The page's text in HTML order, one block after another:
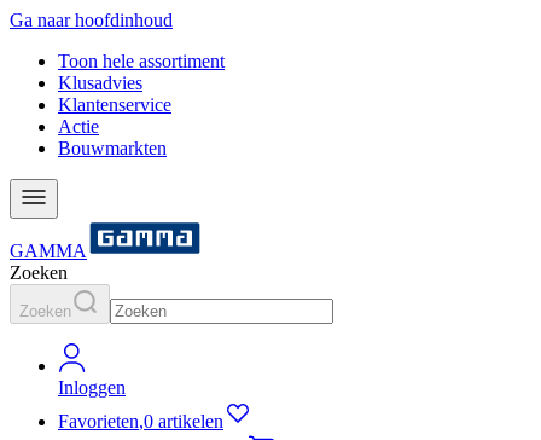
Ga naar hoofdinhoud
Toon hele assortiment
Klusadvies
Klantenservice
Actie
Bouwmarkten
GAMMA
Zoeken
Zoeken
Inloggen
Favorieten,0 artikelen